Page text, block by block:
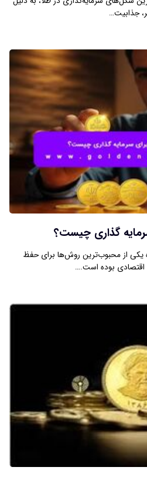
جذابیت…
گذاری چیست؟
یکی از محبوب‌ترین روش‌ها برای حفظ
اقتصادی بوده است.…